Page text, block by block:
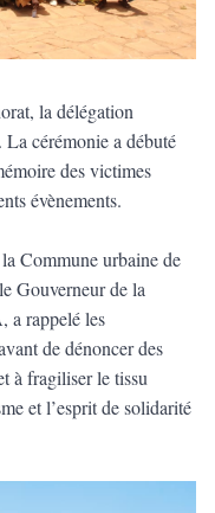
la délégation
cérémonie a débuté
des victimes
évènements.
Commune urbaine de
Gouverneur de la
rappelé les
de dénoncer des
à fragiliser le tissu
et l’esprit de solidarité